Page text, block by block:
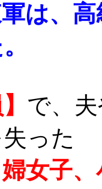
は、
で、
った
女子